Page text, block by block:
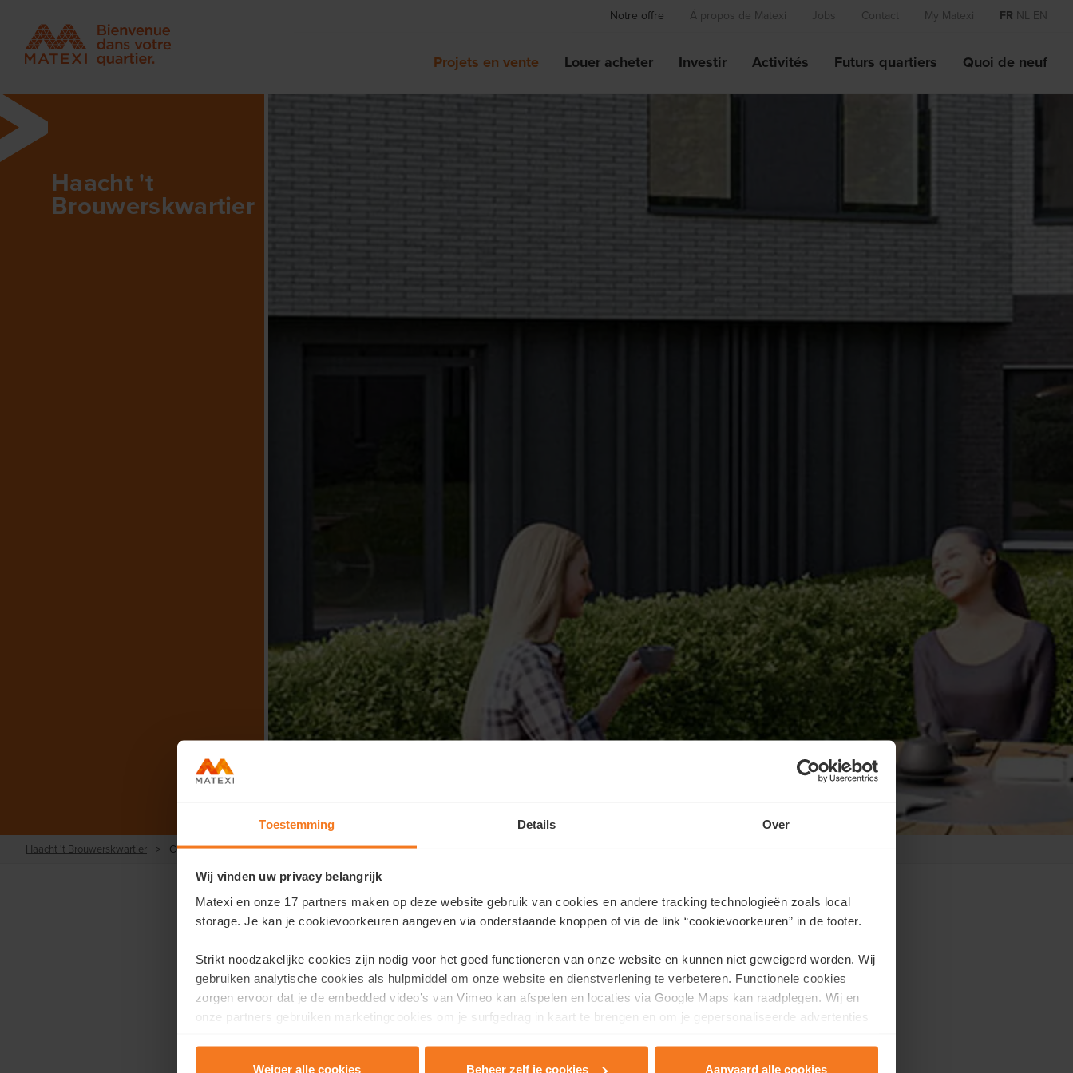
Toestemming Details Over
Wij vinden uw privacy belangrijk
Matexi en onze 17 partners maken op deze website gebruik van cookies en andere tracking technologieën zoals local
storage. Je kan je cookievoorkeuren aangeven via onderstaande knoppen of via de link “cookievoorkeuren” in de footer.
Strikt noodzakelijke cookies zijn nodig voor het goed functioneren van onze website en kunnen niet geweigerd worden. Wij
gebruiken analytische cookies als hulpmiddel om onze website en dienstverlening te verbeteren. Functionele cookies
zorgen ervoor dat je de embedded video’s van Vimeo kan afspelen en locaties via Google Maps kan raadplegen. Wij en
onze partners gebruiken marketingcookies om je surfgedrag in kaart te brengen en om je gepersonaliseerde advertenties
Weiger alle cookies Beheer zelf je cookies Aanvaard alle cookies
Notre offre Á propos de Matexi Jobs Contact My Matexi FR NL EN
Projets en vente Louer acheter Investir Activités Futurs quartiers Quoi de neuf
Haacht 't
Brouwerskwartier
Haacht 't Brouwerskwartier > Contact
Vous souhaitez obtenir plus d'informations sur ce projet ou prendre rendez-vous?
Remplissez vos coordonnées ici et nous vous contacterons dans les plus brefs délais.